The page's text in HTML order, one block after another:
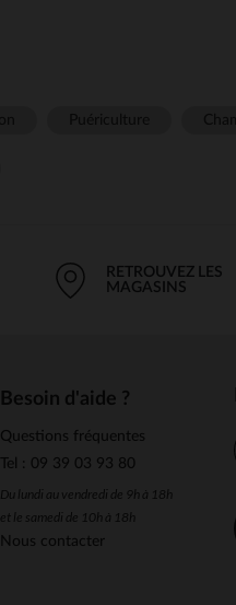
RETROUVEZ LES
MAGASINS
Besoin d'aide ?
Questions fréquentes
Tel : 09 39 03 93 80
Du lundi au vendredi de 9h à 18h
et le samedi de 10h à 18h
Nous contacter